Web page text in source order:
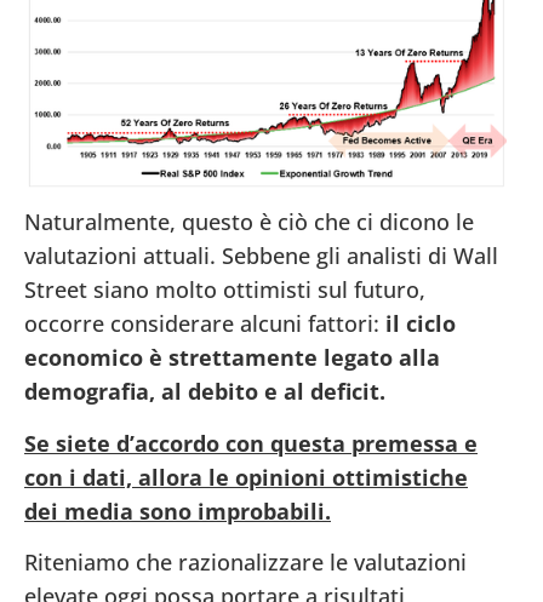
Naturalmente, questo è ciò che ci dicono le
valutazioni attuali. Sebbene gli analisti di Wall
Street siano molto ottimisti sul futuro,
occorre considerare alcuni fattori: il ciclo
economico è strettamente legato alla
demografia, al debito e al deficit.
Se siete d’accordo con questa premessa e
con i dati, allora le opinioni ottimistiche
dei media sono improbabili.
Riteniamo che razionalizzare le valutazioni
elevate oggi possa portare a risultati